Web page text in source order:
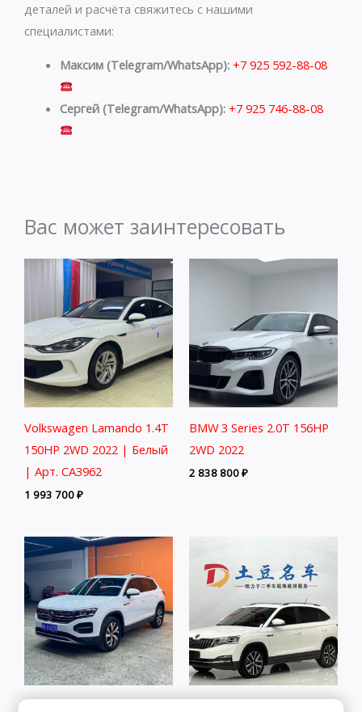
деталей и расчёта свяжитесь с нашими
специалистами:
Максим (Telegram/WhatsApp): +7 925 592-88-08
Сергей (Telegram/WhatsApp): +7 925 746-88-08
Вас может заинтересовать
Volkswagen Lamando 1.4T
150HP 2WD 2022 | Белый
| Арт. CA3962
1 993 700₽
BMW 3 Series 2.0T 156HP
2WD 2022
2 838 800₽